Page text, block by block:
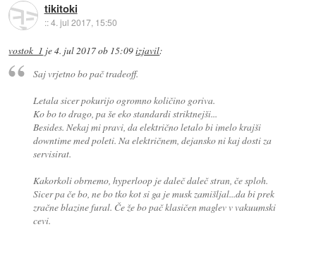
tikitoki
::4. jul 2017, 15:50
vostok_1 je4. jul 2017 ob 15:09izjavil:
Saj vrjetno bo pač tradeoff.
Letala sicer pokurijo ogromno količino goriva.
Ko bo to drago, pa še eko standardi striktnejši...
Besides. Nekaj mi pravi, da električno letalo bi imelo krajši
downtime med poleti. Na električnem, dejansko ni kaj dosti za
servisirat.
Kakorkoli obrnemo, hyperloop je daleč daleč stran, če sploh.
Sicer pa če bo, ne bo tko kot si ga je musk zamišljal...da bi prek
zračne blazine fural. Če že bo pač klasičen maglev v vakuumski
cevi.